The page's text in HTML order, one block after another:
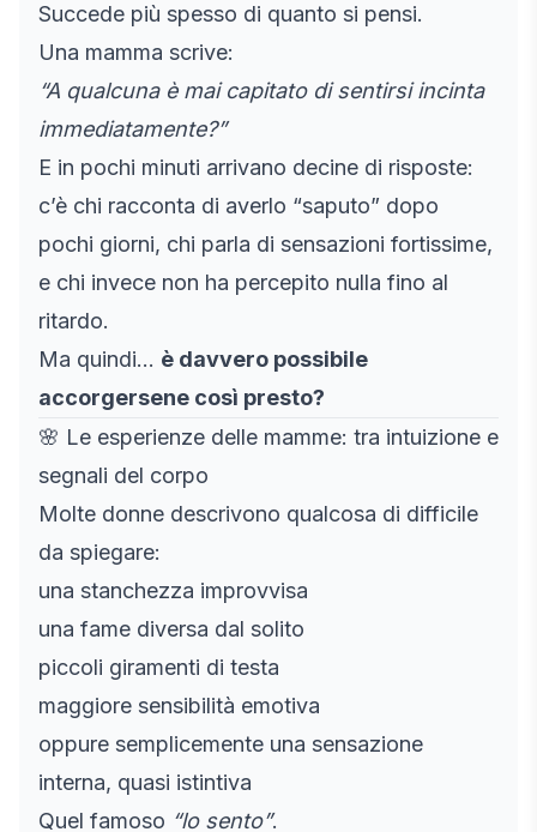
Succede più spesso di quanto si pensi.
Una mamma scrive:
“A qualcuna è mai capitato di sentirsi incinta
immediatamente?”
E in pochi minuti arrivano decine di risposte:
c’è chi racconta di averlo “saputo” dopo
pochi giorni, chi parla di sensazioni fortissime,
e chi invece non ha percepito nulla fino al
ritardo.
Ma quindi… è davvero possibile
accorgersene così presto?
🌸 Le esperienze delle mamme: tra intuizione e
segnali del corpo
Molte donne descrivono qualcosa di difficile
da spiegare:
una stanchezza improvvisa
una fame diversa dal solito
piccoli giramenti di testa
maggiore sensibilità emotiva
oppure semplicemente una sensazione
interna, quasi istintiva
Quel famoso “lo sento”.